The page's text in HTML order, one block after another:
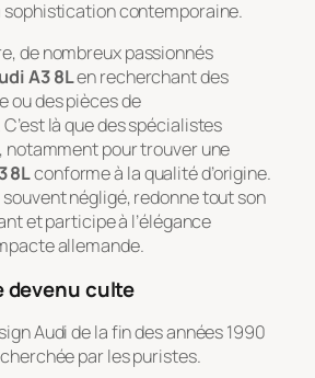
sophistication contemporaine.
de nombreux passionnés
A3 8Len recherchant des
ou des pièces de
là que des spécialistes
notamment pour trouver une
8Lconforme à la qualité d’origine.
négligé, redonne tout son
et participe à l’élégance
allemande.
devenu culte
Audi de la fin des années 1990
par les puristes.